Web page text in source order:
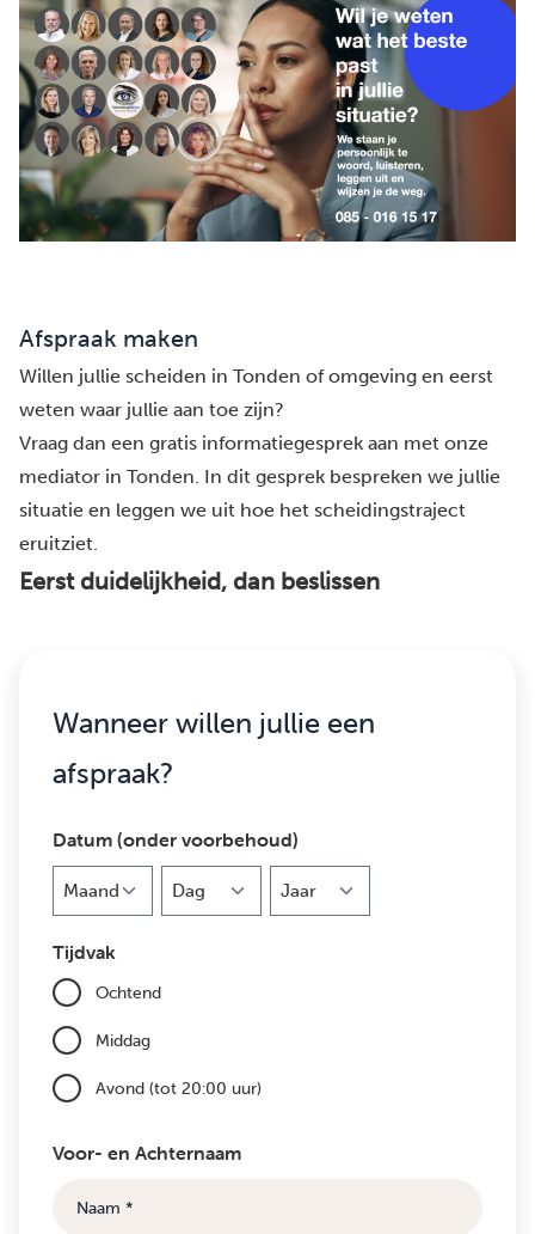
Afspraak maken
Willen jullie scheiden in Tonden of omgeving en eerst
weten waar jullie aan toe zijn?
Vraag dan een gratis informatiegesprek aan met onze
mediator in Tonden. In dit gesprek bespreken we jullie
situatie en leggen we uit hoe het scheidingstraject
eruitziet.
Eerst duidelijkheid, dan beslissen
Wanneer willen jullie een
afspraak?
Datum (onder voorbehoud)
Tijdvak
Ochtend
Middag
Avond (tot 20:00 uur)
Voor- en Achternaam